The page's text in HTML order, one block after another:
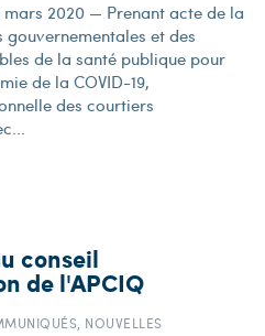
mars 2020 — Prenant acte de la
et des
de la santé publique pour
de la COVID-19,
des courtiers
conseil
de l'APCIQ
NOUVELLES